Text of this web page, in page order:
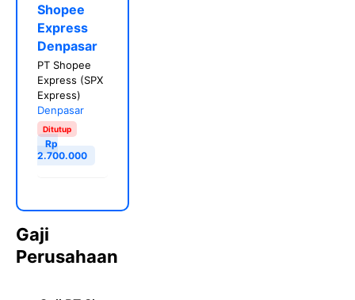
Shopee
Express
Denpasar
PT Shopee
Express (SPX
Express)
Denpasar
Ditutup
Rp
2.700.000
Gaji
Perusahaan